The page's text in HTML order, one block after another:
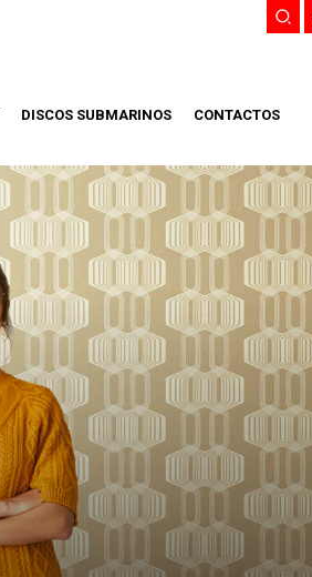
DISCOS SUBMARINOS CONTACTOS